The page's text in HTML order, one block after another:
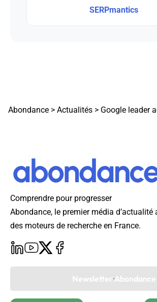
SERPmantics
Abondance > Actualités > Google leader
Comprendre pour progresser
Abondance, le premier média d’actualité
des moteurs de recherche en France.
Newsletter Abondance